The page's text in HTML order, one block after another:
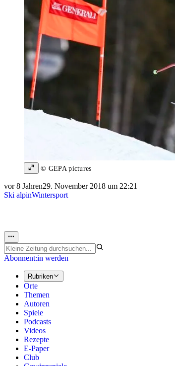
© GEPA pictures
vor 8 Jahren29. November 2018 um 22:21
Ski alpinWintersport
Abonnent:in werden
Rubriken
Orte
Themen
Autoren
Spiele
Podcasts
Videos
Rezepte
E-Paper
Club